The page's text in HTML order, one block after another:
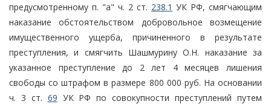
предусмотренному п. "а" ч. 2 ст. 238.1 УК РФ, смягчающим
наказание обстоятельством добровольное возмещение
имущественного ущерба, причиненного в результате
преступления, и смягчить Шашмурину О.Н. наказание за
указанное преступление до 2 лет 4 месяцев лишения
свободы со штрафом в размере 800 000 руб. На основании
ч. 3 ст. 69 УК РФ по совокупности преступлений путем